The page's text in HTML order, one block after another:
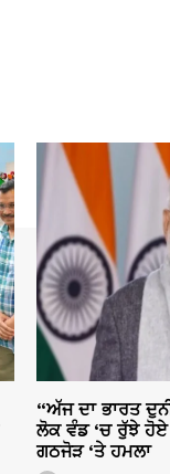
“ਅੱਜ ਦਾ ਭਾਰਤ
ਲੋਕ ਵੰਡ ‘ਚ ਰੁੱਝੇ ਹੋਏ
ਗਠਜੋੜ ‘ਤੇ ਹਮਲਾ